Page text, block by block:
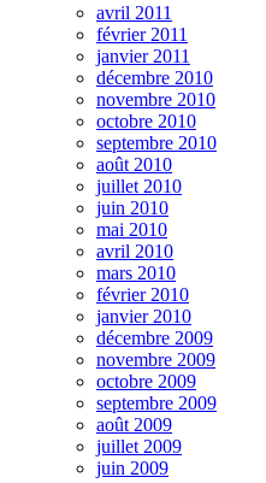
avril 2011
février 2011
janvier 2011
décembre 2010
novembre 2010
octobre 2010
septembre 2010
août 2010
juillet 2010
juin 2010
mai 2010
avril 2010
mars 2010
février 2010
janvier 2010
décembre 2009
novembre 2009
octobre 2009
septembre 2009
août 2009
juillet 2009
juin 2009